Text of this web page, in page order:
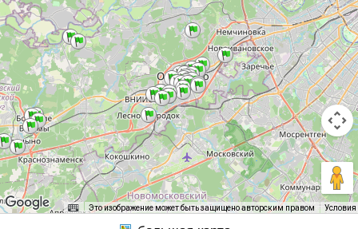
Это изображение может быть защищено авторским правом Условия